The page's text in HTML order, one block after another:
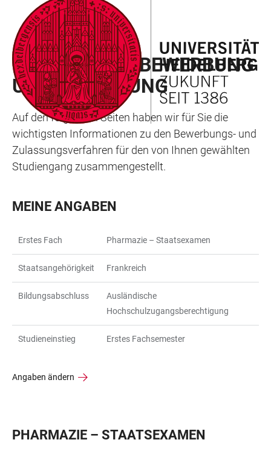
LINKS
ZUR
BARRIEREFREIHEIT
ZUM
HAUPTINHALT
HAUPTNAVIGATION
ÖFFNEN
WEBSEITENSUCHE
ÖFFNEN
MEIN WEG ZU BEWERBUNG
UND ZULASSUNG
Auf den folgenden Seiten haben wir für Sie die
wichtigsten Informationen zu den Bewerbungs- und
Zulassungsverfahren für den von Ihnen gewählten
Studiengang zusammengestellt.
MEINE ANGABEN
Erstes Fach Pharmazie – Staatsexamen
Staatsangehörigkeit Frankreich
Bildungsabschluss
Ausländische
Hochschulzugangsberechtigung
Studieneinstieg Erstes Fachsemester
Angaben ändern
PHARMAZIE – STAATSEXAMEN